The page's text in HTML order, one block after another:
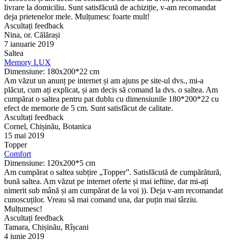
livrare la domiciliu. Sunt satisfăcută de achiziție, v-am recomandat
deja prietenelor mele. Mulțumesc foarte mult!
Ascultați feedback
Nina, or. Călărași
7 ianuarie 2019
Saltea
Memory LUX
Dimensiune: 180x200*22 cm
Am văzut un anunț pe internet și am ajuns pe site-ul dvs., mi-a
plăcut, cum ați explicat, și am decis să comand la dvs. o saltea. Am
cumpărat o saltea pentru pat dublu cu dimensiunile 180*200*22 cu
efect de memorie de 5 cm. Sunt satisfăcut de calitate.
Ascultați feedback
Cornel, Chișinău, Botanica
15 mai 2019
Topper
Comfort
Dimensiune: 120x200*5 cm
Am cumpărat o saltea subțire „Topper”. Satisfăcută de cumpărătură,
bună saltea. Am văzut pe internet oferte și mai ieftine, dar mi-ați
nimerit sub mână și am cumpărat de la voi )). Deja v-am recomandat
cunoscuților. Vreau să mai comand una, dar puțin mai târziu.
Mulțumesc!
Ascultați feedback
Tamara, Chișinău, Rîșcani
4 iunie 2019